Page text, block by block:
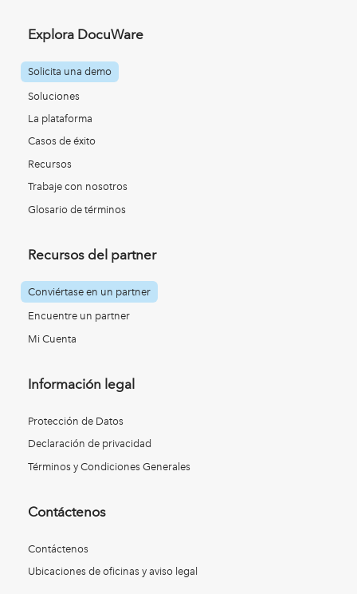
Explora DocuWare
Solicita una demo
Soluciones
La plataforma
Casos de éxito
Recursos
Trabaje con nosotros
Glosario de términos
Recursos del partner
Conviértase en un partner
Encuentre un partner
Mi Cuenta
Información legal
Protección de Datos
Declaración de privacidad
Términos y Condiciones Generales
Contáctenos
Contáctenos
Ubicaciones de oficinas y aviso legal